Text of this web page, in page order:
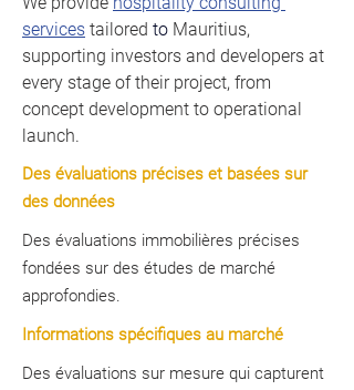
services tailored to Mauritius,
supporting investors and developers at
every stage of their project, from
concept development to operational
launch.
Des évaluations précises et basées sur
des données
Des évaluations immobilières précises
fondées sur des études de marché
approfondies.
Informations spécifiques au marché
Des évaluations sur mesure qui capturent